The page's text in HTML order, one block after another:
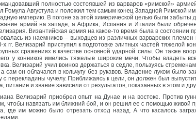
полностью состоявшей из варваров «римской»
Ромула Августула и положил тем самым конец Западной Римской
империю. В погоне за этой химерической целью были забыты
армий на западе, а Африка, Испания и Италия были
Византийская армия на какое-то время была в состоянии
из наемников – выходцев из различных варварских
гг. Велизарий приступил к подготовке элитных частей тяжелой
сражениях в качестве основной ударной силы. Он также
у конников имелись тяжелые широкие мечи. Чтобы владеть
Велизарий учил воинов держаться в седле, пользуясь
он облачался в кольчугу без рукавов. Владение луком было
с перекладины чучелу. Приближаясь к цели, он должен был
и звание зависели от результатов, показанных в этом и
Велизарий приобрел опыт на Дунае и на востоке. Против
чтобы навязать им ближний бой, и он решил ее с помощью живой
где им можно было отрезать отход назад. А что касалось